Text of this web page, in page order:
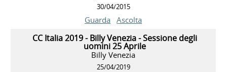
30/04/2015
Guarda Ascolta
CC Italia 2019 - Billy Venezia - Sessione degli
uomini 25 Aprile
Billy Venezia
25/04/2019